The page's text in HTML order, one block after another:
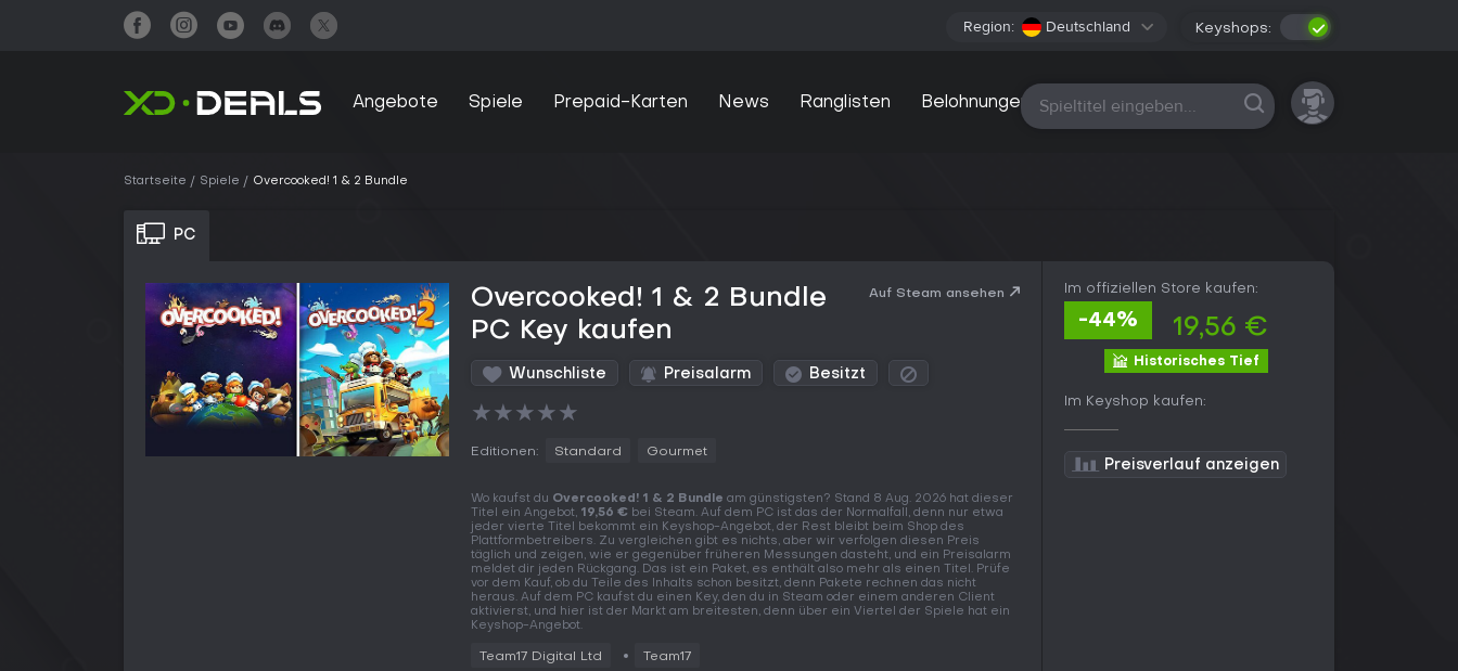
Region: Deutschland Keyshops:
Angebote Spiele Prepaid-Karten News Ranglisten Belohnungen Alle Plattformen
Startseite Spiele Overcooked! 1 & 2 Bundle
PC
Overcooked! 1 & 2 Bundle
PC Key kaufen
Auf Steam ansehen
Wunschliste Preisalarm Besitzt
★★★★★
Editionen: Standard Gourmet
Wo kaufst du Overcooked! 1 & 2 Bundle am günstigsten? Stand 8 Aug. 2026 hat dieser
Titel ein Angebot, 19,56 € bei Steam. Auf dem PC ist das der Normalfall, denn nur etwa
jeder vierte Titel bekommt ein Keyshop-Angebot, der Rest bleibt beim Shop des
Plattformbetreibers. Zu vergleichen gibt es nichts, aber wir verfolgen diesen Preis
täglich und zeigen, wie er gegenüber früheren Messungen dasteht, und ein Preisalarm
meldet dir jeden Rückgang. Das ist ein Paket, es enthält also mehr als einen Titel. Prüfe
vor dem Kauf, ob du Teile des Inhalts schon besitzt, denn Pakete rechnen das nicht
heraus. Auf dem PC kaufst du einen Key, den du in Steam oder einem anderen Client
aktivierst, und hier ist der Markt am breitesten, denn über ein Viertel der Spiele hat ein
Keyshop-Angebot.
Team17 Digital Ltd Team17
Im offiziellen Store kaufen:
-44% 19,56 €
Historisches Tief
Im Keyshop kaufen:
Preisverlauf anzeigen